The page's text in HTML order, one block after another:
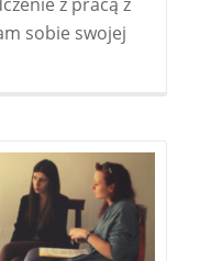
sobie swojej
Lublinku